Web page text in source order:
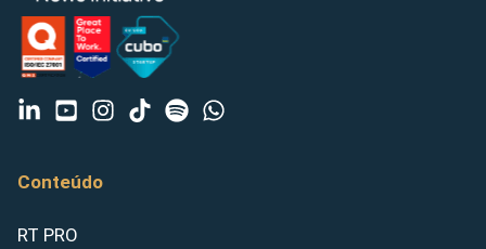
Conteúdo
RT PRO